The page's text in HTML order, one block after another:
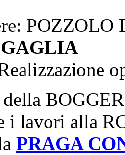
POZZOLO
i lavori alla
PRAGA